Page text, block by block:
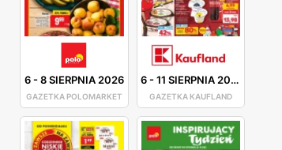
6-8 SIERPNIA 2026
GAZETKA POLOMARKET
6-11 SIERPNIA 2026
GAZETKA KAUFLAND